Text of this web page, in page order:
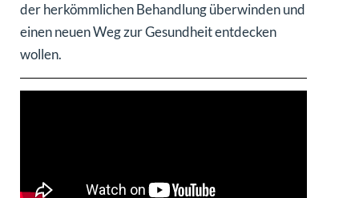
der herkömmlichen Behandlung überwinden und
einen neuen Weg zur Gesundheit entdecken
wollen.